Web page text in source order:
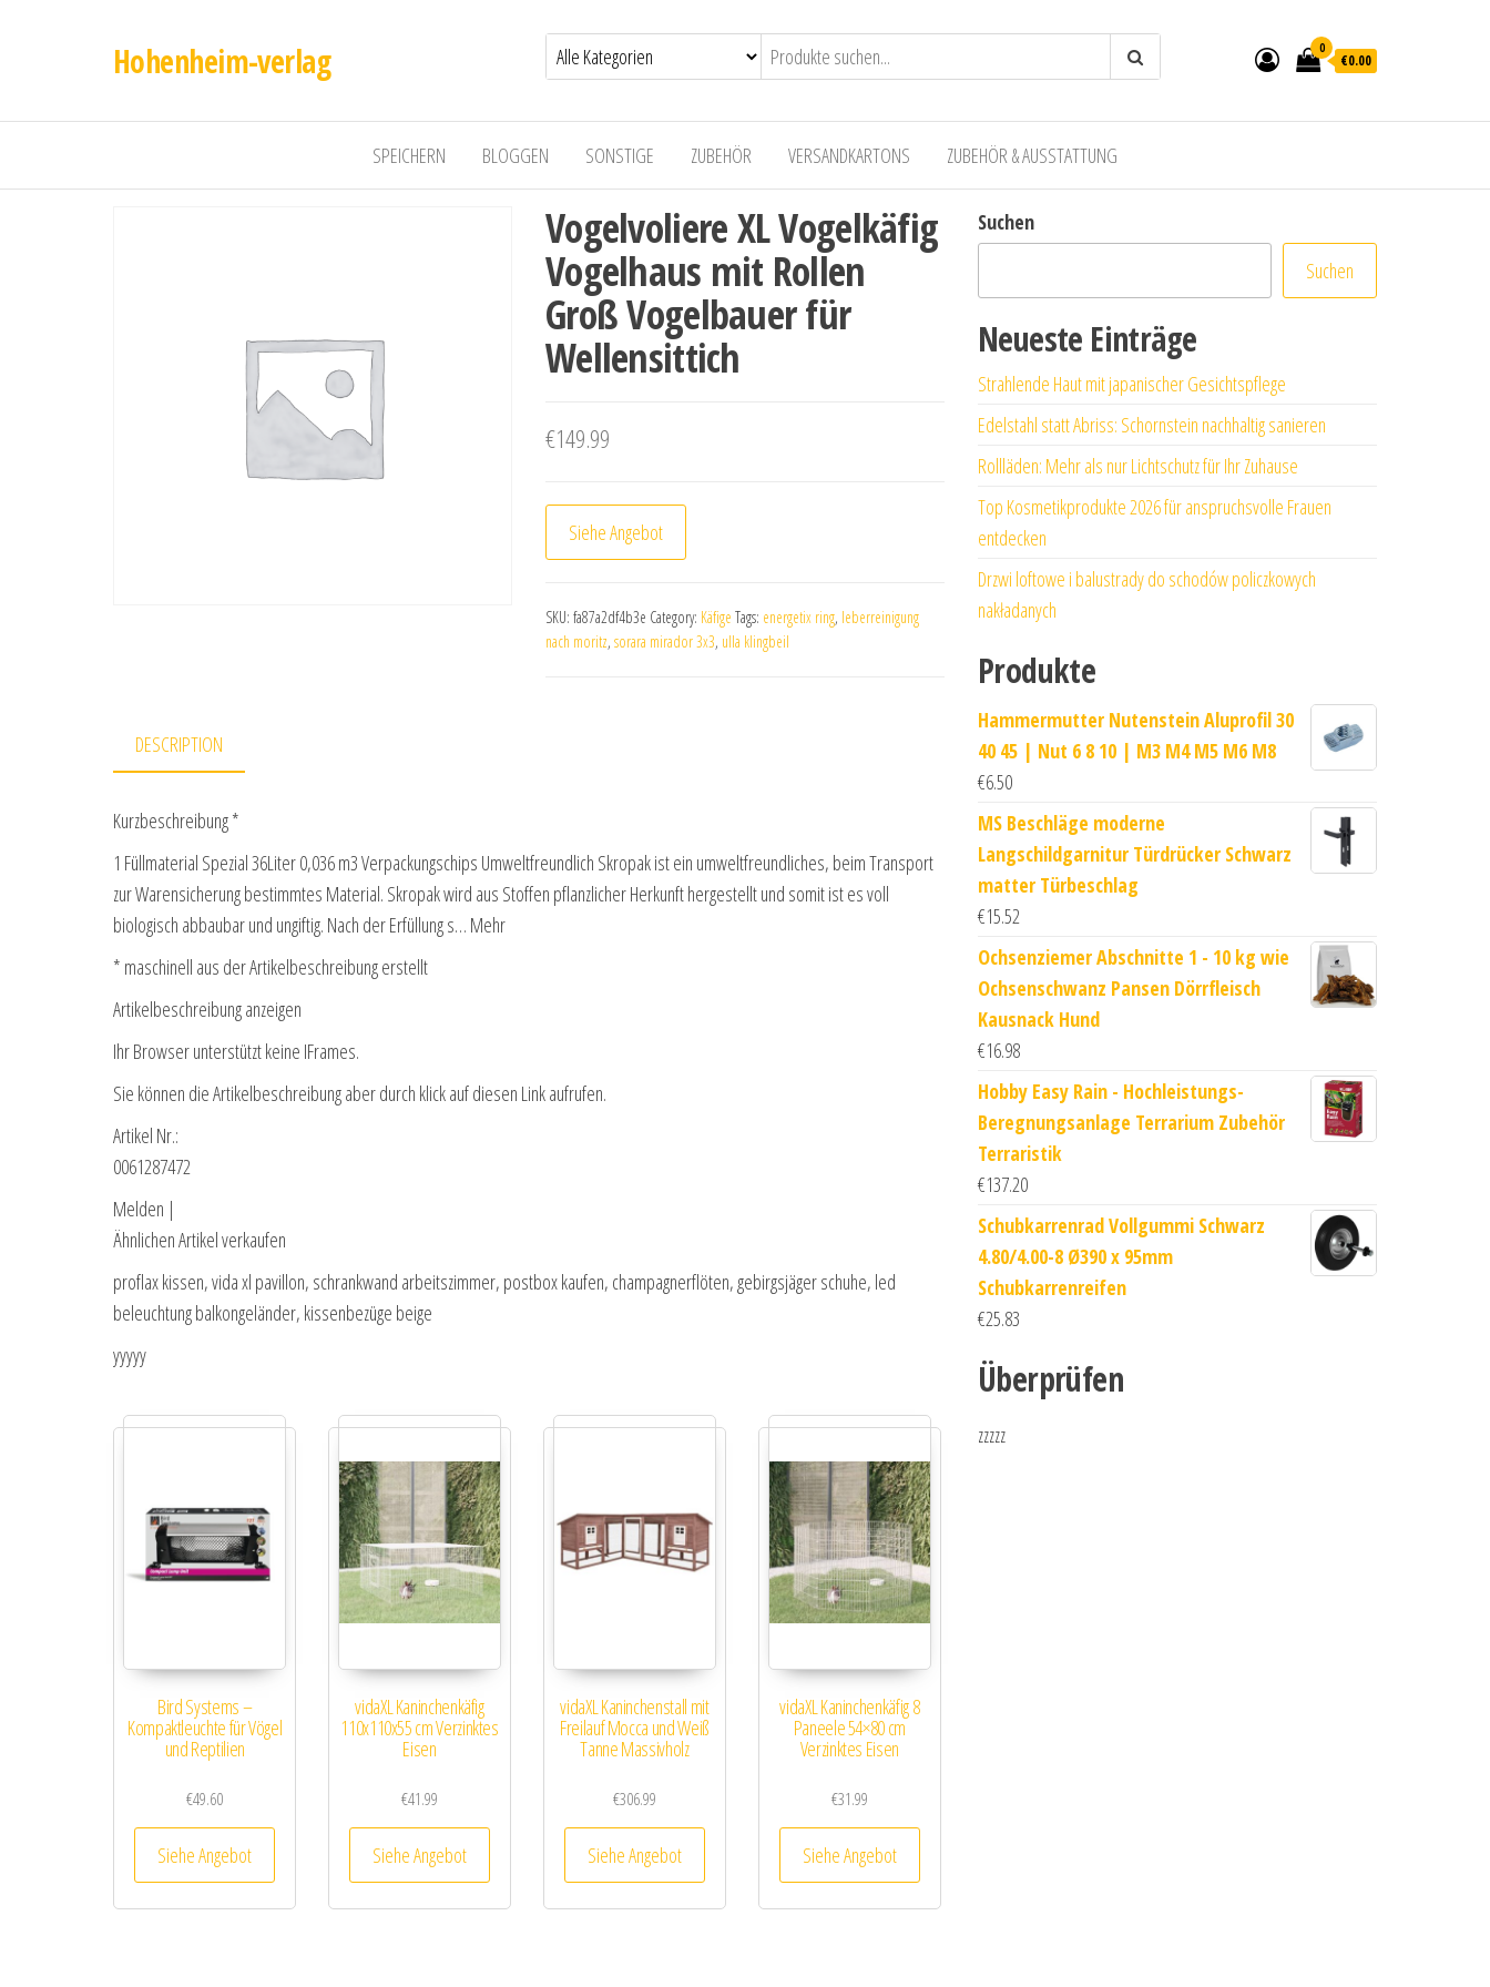
Hohenheim-verlag 0
€0.00
SPEICHERN BLOGGEN SONSTIGE ZUBEHÖR VERSANDKARTONS ZUBEHÖR & AUSSTATTUNG
Vogelvoliere XL Vogelkäfig
Vogelhaus mit Rollen
Groß Vogelbauer für
Wellensittich
€149.99
Siehe Angebot
SKU: fa87a2df4b3e Category: Käfige Tags: energetix ring, leberreinigung
nach moritz, sorara mirador 3x3, ulla klingbeil
DESCRIPTION
Kurzbeschreibung *
1 Füllmaterial Spezial 36Liter 0,036 m3 Verpackungschips Umweltfreundlich Skropak ist ein umweltfreundliches, beim Transport
zur Warensicherung bestimmtes Material. Skropak wird aus Stoffen pflanzlicher Herkunft hergestellt und somit ist es voll
biologisch abbaubar und ungiftig. Nach der Erfüllung s… Mehr
* maschinell aus der Artikelbeschreibung erstellt
Artikelbeschreibung anzeigen
Ihr Browser unterstützt keine IFrames.
Sie können die Artikelbeschreibung aber durch klick auf diesen Link aufrufen.
Artikel Nr.:
0061287472
Melden |
Ähnlichen Artikel verkaufen
proflax kissen, vida xl pavillon, schrankwand arbeitszimmer, postbox kaufen, champagnerflöten, gebirgsjäger schuhe, led
beleuchtung balkongeländer, kissenbezüge beige
yyyyy
Bird Systems –
Kompaktleuchte für Vögel
und Reptilien
€49.60
Siehe Angebot
vidaXL Kaninchenkäfig
110x110x55 cm Verzinktes
Eisen
€41.99
Siehe Angebot
vidaXL Kaninchenstall mit
Freilauf Mocca und Weiß
Tanne Massivholz
€306.99
Siehe Angebot
vidaXL Kaninchenkäfig 8
Paneele 54×80 cm
Verzinktes Eisen
€31.99
Siehe Angebot
Suchen
Suchen
Neueste Einträge
Strahlende Haut mit japanischer Gesichtspflege
Edelstahl statt Abriss: Schornstein nachhaltig sanieren
Rollläden: Mehr als nur Lichtschutz für Ihr Zuhause
Top Kosmetikprodukte 2026 für anspruchsvolle Frauen
entdecken
Drzwi loftowe i balustrady do schodów policzkowych
nakładanych
Produkte
Hammermutter Nutenstein Aluprofil 30
40 45 | Nut 6 8 10 | M3 M4 M5 M6 M8
€6.50
MS Beschläge moderne
Langschildgarnitur Türdrücker Schwarz
matter Türbeschlag
€15.52
Ochsenziemer Abschnitte 1 - 10 kg wie
Ochsenschwanz Pansen Dörrfleisch
Kausnack Hund
€16.98
Hobby Easy Rain - Hochleistungs-
Beregnungsanlage Terrarium Zubehör
Terraristik
€137.20
Schubkarrenrad Vollgummi Schwarz
4.80/4.00-8 Ø390 x 95mm
Schubkarrenreifen
€25.83
Überprüfen
zzzzz